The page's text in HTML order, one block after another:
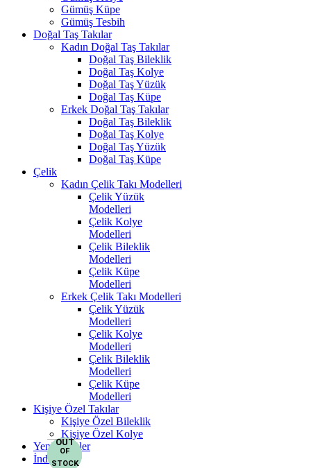
Gümüş Küpe
Gümüş Tesbih
Doğal Taş Takılar
Kadın Doğal Taş Takılar
Doğal Taş Bileklik
Doğal Taş Kolye
Doğal Taş Yüzük
Doğal Taş Küpe
Erkek Doğal Taş Takılar
Doğal Taş Bileklik
Doğal Taş Kolye
Doğal Taş Yüzük
Doğal Taş Küpe
Çelik
Kadın Çelik Takı Modelleri
Çelik Yüzük
Modelleri
Çelik Kolye
Modelleri
Çelik Bileklik
Modelleri
Çelik Küpe
Modelleri
Erkek Çelik Takı Modelleri
Çelik Yüzük
Modelleri
Çelik Kolye
Modelleri
Çelik Bileklik
Modelleri
Çelik Küpe
Modelleri
Kişiye Özel Takılar
Kişiye Özel Bileklik
Kişiye Özel Kolye
Yeni Ürünler
İndirim
OUT
OF
STOCK
OUT
OF
STOCK
OUT
OF
STOCK
OUT
OF
STOCK
OUT
OF
STOCK
OUT
OF
STOCK
OUT
OF
STOCK
OUT
OF
STOCK